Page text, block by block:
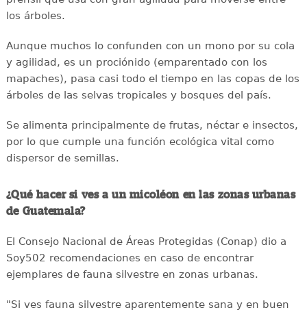
los árboles.
Aunque muchos lo confunden con un mono por su cola
y agilidad, es un prociónido (emparentado con los
mapaches), pasa casi todo el tiempo en las copas de los
árboles de las selvas tropicales y bosques del país.
Se alimenta principalmente de frutas, néctar e insectos,
por lo que cumple una función ecológica vital como
dispersor de semillas.
¿Qué hacer si ves a un micoléon en las zonas urbanas
de Guatemala?
El Consejo Nacional de Áreas Protegidas (Conap) dio a
Soy502 recomendaciones en caso de encontrar
ejemplares de fauna silvestre en zonas urbanas.
"Si ves fauna silvestre aparentemente sana y en buen